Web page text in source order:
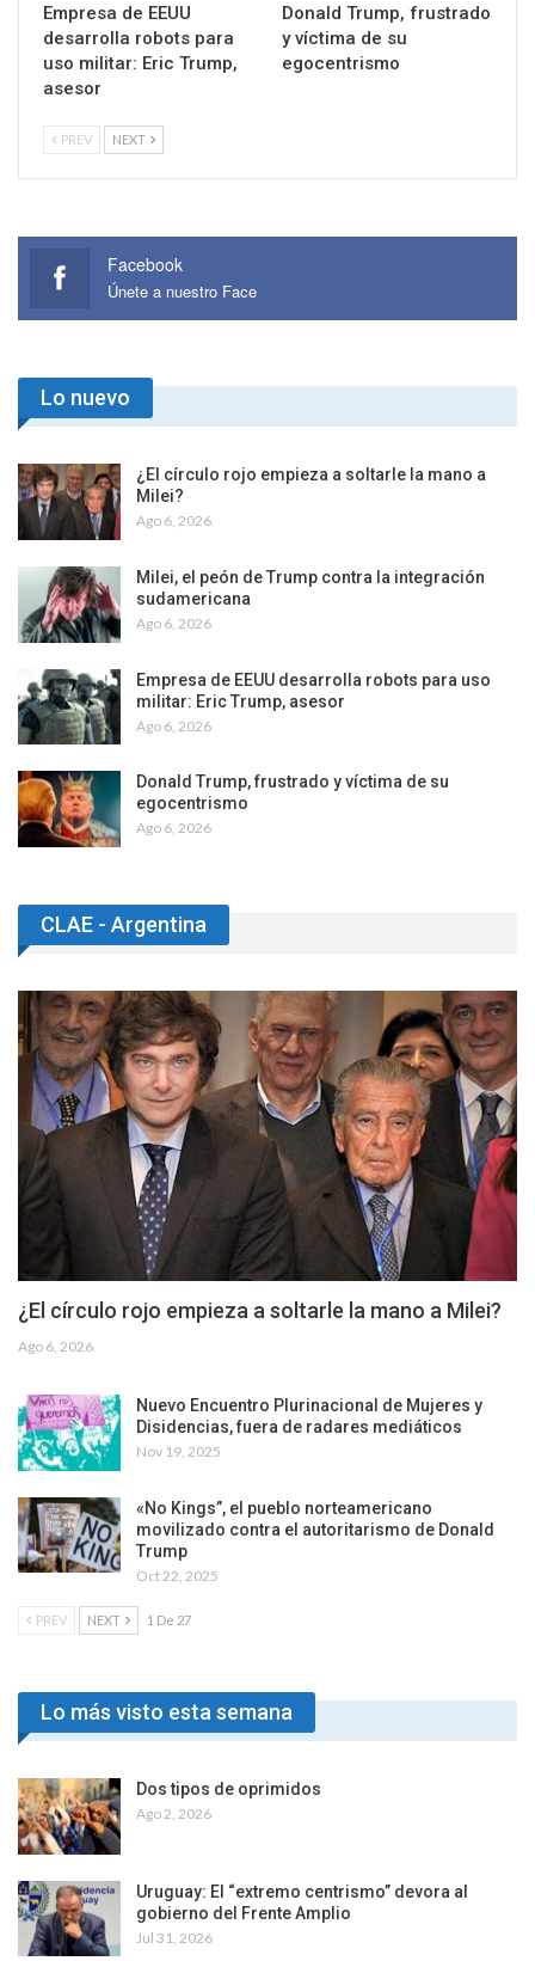
Empresa de EEUU
desarrolla robots para
uso militar: Eric Trump,
asesor
Donald Trump, frustrado
y víctima de su
egocentrismo
PREV NEXT
Facebook
Únete a nuestro Face
Lo nuevo
¿El círculo rojo empieza a soltarle la mano a
Milei?
Ago 6, 2026
Milei, el peón de Trump contra la integración
sudamericana
Ago 6, 2026
Empresa de EEUU desarrolla robots para uso
militar: Eric Trump, asesor
Ago 6, 2026
Donald Trump, frustrado y víctima de su
egocentrismo
Ago 6, 2026
CLAE - Argentina
¿El círculo rojo empieza a soltarle la mano a Milei?
Ago 6, 2026
Nuevo Encuentro Plurinacional de Mujeres y
Disidencias, fuera de radares mediáticos
Nov 19, 2025
«No Kings”, el pueblo norteamericano
movilizado contra el autoritarismo de Donald
Trump
Oct 22, 2025
PREV NEXT 1 De 27
Lo más visto esta semana
Dos tipos de oprimidos
Ago 2, 2026
Uruguay: El “extremo centrismo” devora al
gobierno del Frente Amplio
Jul 31, 2026